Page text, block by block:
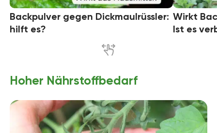
Backpulver gegen Dickmaulrüssler:
hilft es?
Wirkt
Ist es
Hoher Nährstoffbedarf